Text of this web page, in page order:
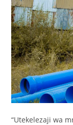
“Utekelezaji wa